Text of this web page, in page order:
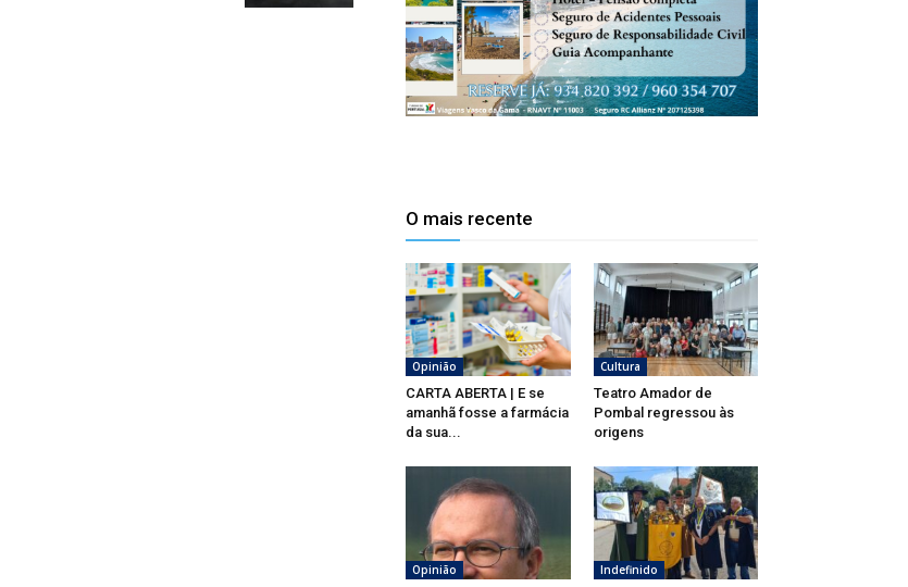
O mais recente
Opinião
CARTA ABERTA | E se
amanhã fosse a farmácia
da sua...
Cultura
Teatro Amador de
Pombal regressou às
origens
Opinião Indefinido